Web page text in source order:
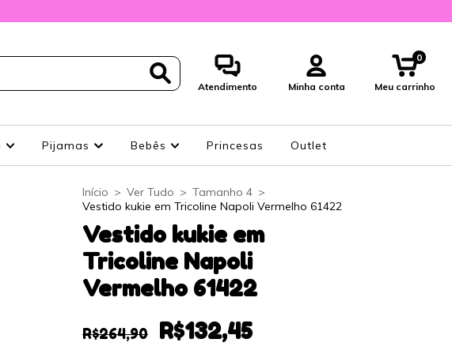
Atendimento Minha conta Meu carrinho
0
Pijamas Bebês Princesas Outlet
Início > Ver Tudo > Tamanho 4 >
Vestido kukie em Tricoline Napoli Vermelho 61422
Vestido kukie em
Tricoline Napoli
Vermelho 61422
R$264,90 R$132,45